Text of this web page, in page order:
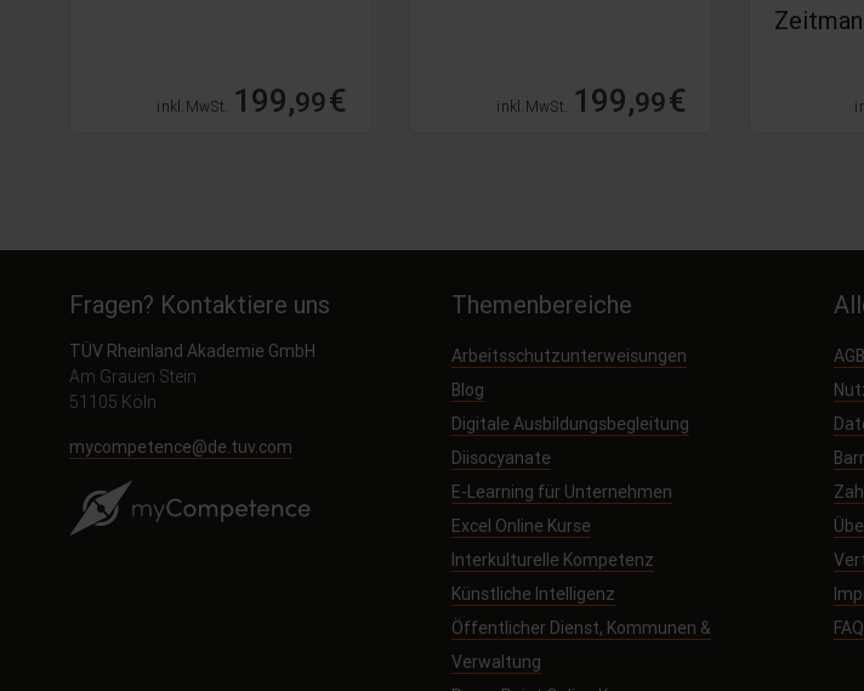
inkl. MwSt. 199,99€ inkl. MwSt. 199,99€
Fragen? Kontaktiere uns
TÜV Rheinland Akademie GmbH
Am Grauen Stein
51105 Köln
mycompetence@de.tuv.com
Themenbereiche
Arbeitsschutzunterweisungen
Blog
Digitale Ausbildungsbegleitung
Diisocyanate
E-Learning für Unternehmen
Excel Online Kurse
Interkulturelle Kompetenz
Künstliche Intelligenz
Öffentlicher Dienst, Kommunen &
Verwaltung
AGB